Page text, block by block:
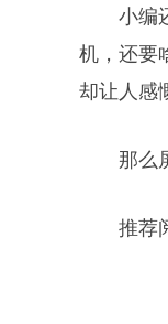
小编
机，还要
却让人感
那么
推荐